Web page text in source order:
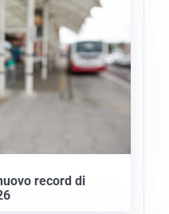
record di